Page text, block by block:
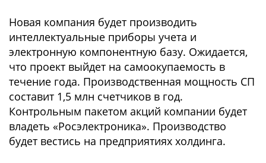
Новая компания будет производить
интеллектуальные приборы учета и
электронную компонентную базу. Ожидается,
что проект выйдет на самоокупаемость в
течение года. Производственная мощность СП
составит 1,5 млн счетчиков в год.
Контрольным пакетом акций компании будет
владеть «Росэлектроника». Производство
будет вестись на предприятиях холдинга.